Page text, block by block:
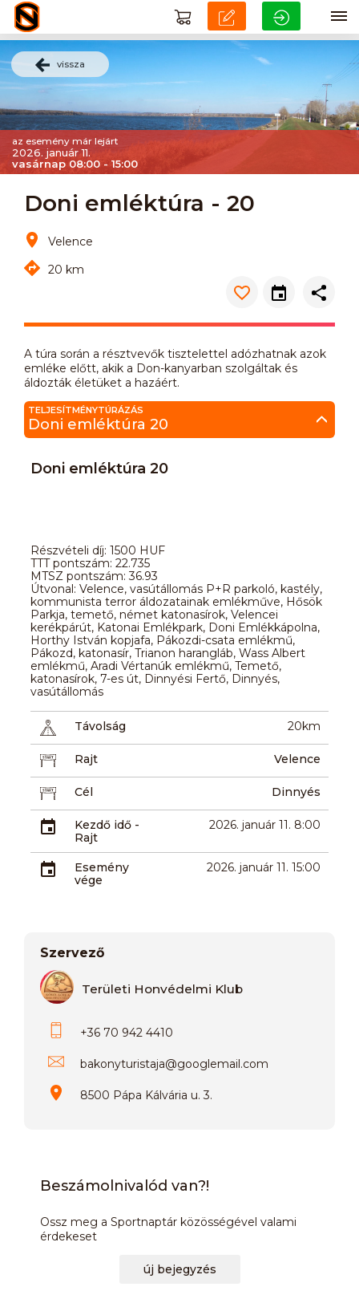
vissza
az esemény már lejárt
2026. január 11.
vasárnap 08:00 - 15:00
Doni emléktúra - 20
Velence
20 km
A túra során a résztvevők tisztelettel adózhatnak azok
emléke előtt, akik a Don-kanyarban szolgáltak és
áldozták életüket a hazáért.
TELJESÍTMÉNYTÚRÁZÁS
Doni emléktúra 20
Doni emléktúra 20
Részvételi díj: 1500 HUF
TTT pontszám: 22.735
MTSZ pontszám: 36.93
Útvonal: Velence, vasútállomás P+R parkoló, kastély,
kommunista terror áldozatainak emlékműve, Hősök
Parkja, temető, német katonasírok, Velencei
kerékpárút, Katonai Emlékpark, Doni Emlékkápolna,
Horthy István kopjafa, Pákozdi-csata emlékmű,
Pákozd, katonasír, Trianon harangláb, Wass Albert
emlékmű, Aradi Vértanúk emlékmű, Temető,
katonasírok, 7-es út, Dinnyési Fertő, Dinnyés,
vasútállomás
Távolság 20km
Rajt Velence
Cél Dinnyés
Kezdő idő -
Rajt
2026. január 11. 8:00
Esemény
vége
2026. január 11. 15:00
Szervező
Területi Honvédelmi Klub
+36 70 942 4410
bakonyturistaja@googlemail.com
8500 Pápa Kálvária u. 3.
Beszámolnivalód van?!
Ossz meg a Sportnaptár közösségével valami
érdekeset
új bejegyzés